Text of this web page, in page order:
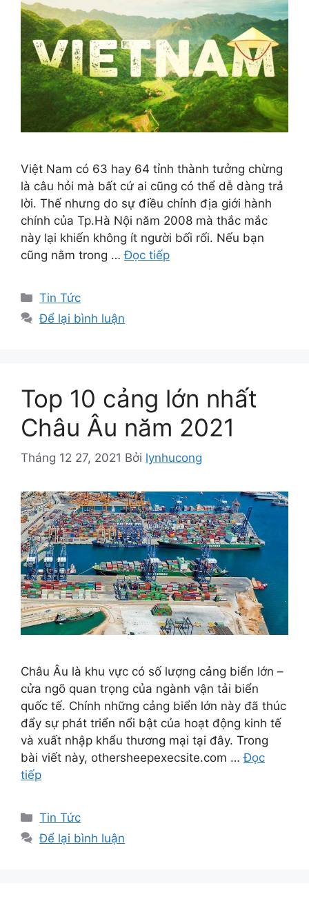
Việt Nam có 63 hay 64 tỉnh thành tưởng chừng
là câu hỏi mà bất cứ ai cũng có thể dễ dàng trả
lời. Thế nhưng do sự điều chỉnh địa giới hành
chính của Tp.Hà Nội năm 2008 mà thắc mắc
này lại khiến không ít người bối rối. Nếu bạn
cũng nằm trong …Đọc tiếp
Danh
mục
Tin Tức
Để lại bình luận
Top 10 cảng lớn nhất
Châu Âu năm 2021
Tháng 12 27, 2021 Bởi lynhucong
Châu Âu là khu vực có số lượng cảng biển lớn –
cửa ngõ quan trọng của ngành vận tải biển
quốc tế. Chính những cảng biển lớn này đã thúc
đẩy sự phát triển nổi bật của hoạt động kinh tế
và xuất nhập khẩu thương mại tại đây. Trong
bài viết này, othersheepexecsite.com …Đọc
tiếp
Danh
mục
Tin Tức
Để lại bình luận